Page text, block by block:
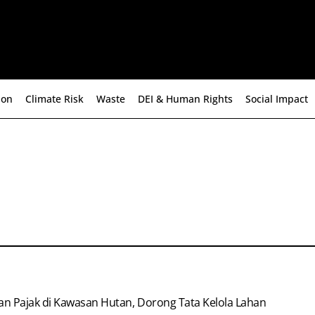
Climate Risk Waste DEI & Human Rights Social Impact
Pajak di Kawasan Hutan, Dorong Tata Kelola Lahan